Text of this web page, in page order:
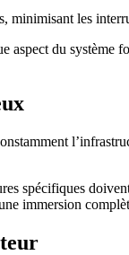
minimisant les
aspect du
spécifiques
immersion